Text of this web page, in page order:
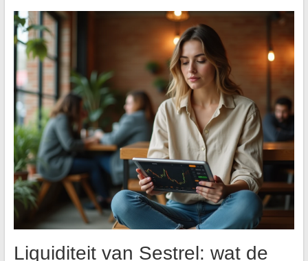
Liquiditeit van Sestrel: wat de